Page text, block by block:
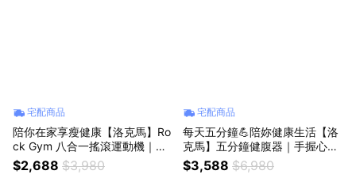
宅配商品
陪你在家享瘦健康【洛克馬】Ro
ck Gym 八合一搖滾運動機｜全
功能健身機 (加贈拉力繩x2條) 享
瘦 健康 運動 流汗 核心鍛鍊 馬甲
$2,688 $3,980
宅配商品
每天五分鐘💪陪妳健康生活【洛
克馬】五分鐘健腹器｜手握心跳
感測器｜工型跪墊左右旋轉 (加
贈瑜珈墊x1條) 享瘦 健康 運動
$3,588 $6,980